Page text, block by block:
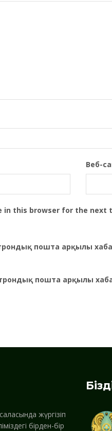
Веб-
in this browser for the next
пошта арқылы
пошта арқылы
жүргізіп
бірден-бір